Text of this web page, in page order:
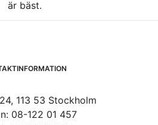
är bäst.
113 53 Stockholm
08-122 01 457